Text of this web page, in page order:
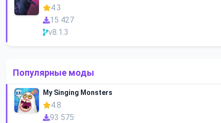
4.3
15 427
v8.1.3
Популярные моды
My Singing Monsters
4.8
93 575